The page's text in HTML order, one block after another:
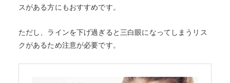
スがある方にもおすすめです。
ただし、ラインを下げ過ぎると三白眼になってしまうリス
クがあるため注意が必要です。